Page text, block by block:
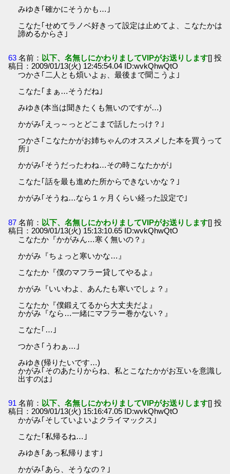
みゆき｢確かにそうかも…｣
こなた｢せめてラノベ好きって設定は止めてよ、こなたかは
諦めるからさ｣
63 名前： 以下、名無しにかわりましてVIPがお送りします[] 投
稿日：2009/01/13(火) 12:45:54.04 ID:wvkQhwQtO
つかさ｢二人とも煩いよぉ、最後まで聞こうよ｣
こなた｢まぁ…そうだね｣
みゆき(本当は聞きたくも無いのですが…)
かがみ｢えっ～っとどこまで話したっけ？｣
つかさ｢こなたかがお姉ちゃんのオススメした本を買うって
所｣
かがみ｢そうだったわね…その時こなたかが｣
こなた｢話を最も進めた所からできないかな？｣
かがみ｢そうね…なら１ヶ月くらい経った設定で｣
87 名前： 以下、名無しにかわりましてVIPがお送りします[] 投
稿日：2009/01/13(火) 15:13:10.65 ID:wvkQhwQtO
こなたか『かがみん…寒く無いの？』
かがみ『ちょっと寒いかな…』
こなたか『僕のマフラー貸してやるよ』
かがみ『いいわよ、あんたも寒いでしょ？』
こなたか『僕鍛えてるから大丈夫だよ』
かがみ『なら…一緒にマフラー巻かない？』
こなた｢…｣
つかさ｢うわぁ…｣
みゆき(帰りたいです…)
かがみ｢そのあたりからね、私とこなたかがお互いを意識し
出すのは｣
91 名前： 以下、名無しにかわりましてVIPがお送りします[] 投
稿日：2009/01/13(火) 15:16:47.05 ID:wvkQhwQtO
かがみ｢そしていよいよクライマックス｣
こなた｢私帰るね…｣
みゆき｢あっ私帰ります｣
かがみ｢あら、そうなの？｣